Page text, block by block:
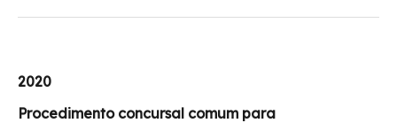
2020
Procedimento concursal comum para